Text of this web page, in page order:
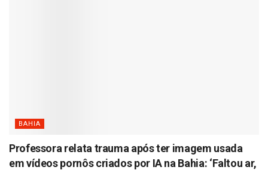
BAHIA
Professora relata trauma após ter imagem usada
em vídeos pornôs criados por IA na Bahia: ‘Faltou ar,